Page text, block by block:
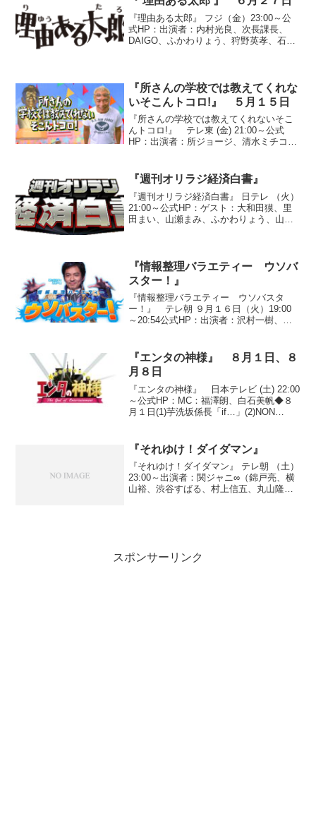
『理由ある太郎』 フジ（金）23:00～公
式HP：出演者：内村光良、次長課長、
DAIGO、ふかわりょう、狩野英孝、石田
正大学...
『所さんの学校では教えてくれな
いそこんトコロ!』 ５月１５日
『所さんの学校では教えてくれないそこ
んトコロ!』 テレ東 (金) 21:00～公式
HP：出演者：所ジョージ、清水ミチコ、
ぞなぞファクトリー 何を作ってるの？』
○答え ...
『週刊オリラジ経済白書』
『週刊オリラジ経済白書』 日テレ （火）
21:00～公式HP：ゲスト：大和田獏、里
田まい、山瀬まみ、ふかわりょう、山崎
棒などの犯人...
『情報整理バラエティー ウソバ
スター！』
『情報整理バラエティー ウソバスタ
ー！』 テレ朝 ９月１６日（火）19:00
～20:54公式HP：出演者：沢村一樹、高
ヌ、カンニング竹山【内容】テーマ毎に
（一般的に）信じ...
『エンタの神様』 ８月１日、８
月８日
『エンタの神様』 日本テレビ (土) 22:00
～公式HP：MC：福澤朗、白石美帆◆８
月１日(1)芋洗坂係長「if…」(2)NON
ーン「ライフセーバー」(...
『それゆけ！ダイダマン』
『それゆけ！ダイダマン』 テレ朝 （土）
23:00～出演者：関ジャニ∞（錦戸亮、横
山裕、渋谷すばる、村上信五、丸山隆
スポンサーリンク